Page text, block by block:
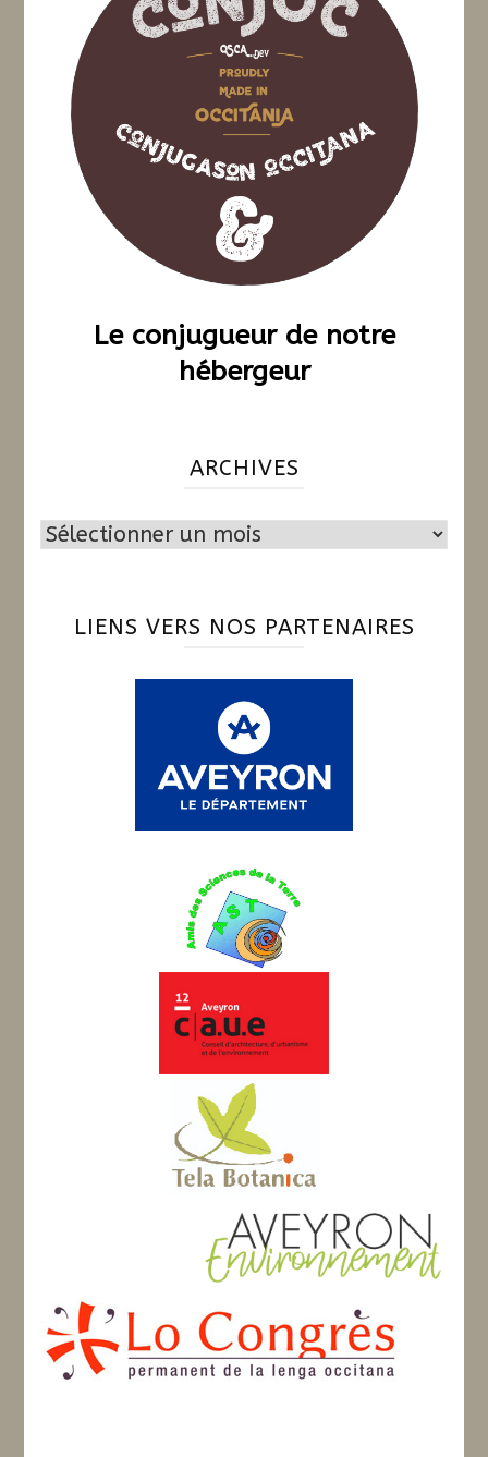
Le conjugueur de notre
hébergeur
ARCHIVES
Archives
LIENS VERS NOS PARTENAIRES